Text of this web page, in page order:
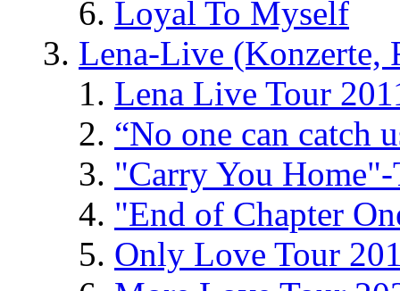
Loyal To Myself
Lena-Live (Konzerte,
Lena Live Tour
“No one can catch
"Carry You
"End of Chapter
Only Love Tour